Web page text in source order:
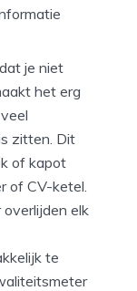
je niet
het erg
zitten. Dit
of kapot
of CV-ketel.
elk
te